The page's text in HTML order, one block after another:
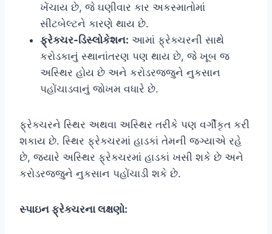
ખેંચાય છે, જે ઘણીવાર કાર અકસ્માતોમાં
સીટબેલ્ટને કારણે થાય છે.
ફ્રેક્ચર-ડિસ્લોકેશન: આમાં ફ્રેક્ચરની સાથે
કરોડકાનું સ્થાનાંતરણ પણ થાય છે, જે ખૂબ જ
અસ્થિર હોય છે અને કરોડરજ્જુને નુકસાન
પહોંચાડવાનું જોખમ વધારે છે.
ફ્રેક્ચરને સ્થિર અથવા અસ્થિર તરીકે પણ વર્ગીકૃત કરી
શકાય છે. સ્થિર ફ્રેક્ચરમાં હાડકાં તેમની જગ્યાએ રહે
છે, જ્યારે અસ્થિર ફ્રેક્ચરમાં હાડકાં ખસી શકે છે અને
કરોડરજ્જુને નુકસાન પહોંચાડી શકે છે.
સ્પાઇન ફ્રેક્ચરના લક્ષણો: